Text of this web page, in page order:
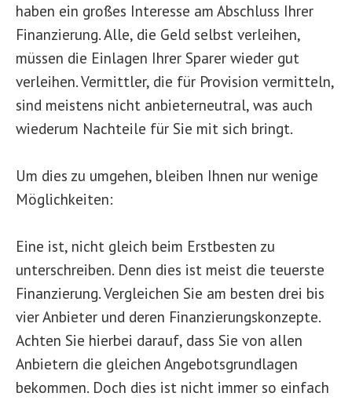
haben ein großes Interesse am Abschluss Ihrer
Finanzierung. Alle, die Geld selbst verleihen,
müssen die Einlagen Ihrer Sparer wieder gut
verleihen. Vermittler, die für Provision vermitteln,
sind meistens nicht anbieterneutral, was auch
wiederum Nachteile für Sie mit sich bringt.
Um dies zu umgehen, bleiben Ihnen nur wenige
Möglichkeiten:
Eine ist, nicht gleich beim Erstbesten zu
unterschreiben. Denn dies ist meist die teuerste
Finanzierung. Vergleichen Sie am besten drei bis
vier Anbieter und deren Finanzierungskonzepte.
Achten Sie hierbei darauf, dass Sie von allen
Anbietern die gleichen Angebotsgrundlagen
bekommen. Doch dies ist nicht immer so einfach